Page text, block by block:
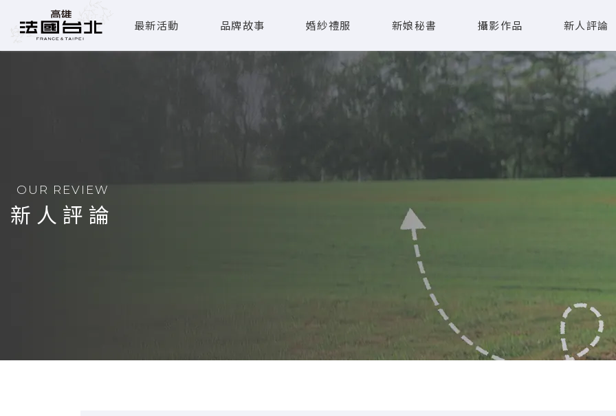
最新活動 品牌故事 婚紗禮服 新娘秘書 攝影作品 新人評論
OUR REVIEW
新人評論